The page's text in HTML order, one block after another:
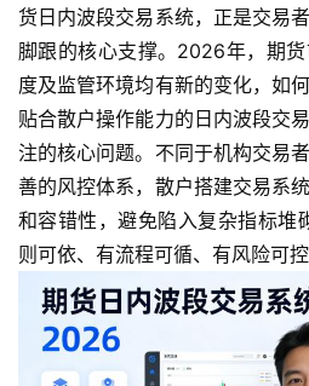
货日内波段交易系统，正是交易
脚跟的核心支撑。2026年，期
度及监管环境均有新的变化，如
贴合散户操作能力的日内波段交
注的核心问题。不同于机构交易
善的风控体系，散户搭建交易系
和容错性，避免陷入复杂指标堆
则可依、有流程可循、有风险可控